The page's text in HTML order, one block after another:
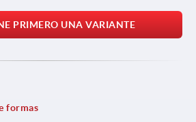
PRIMERO UNA VARIANTE
formas